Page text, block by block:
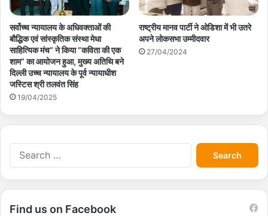
सर्वोच्च न्यायालय के अधिवक्ताओं की
बौद्धिक एवं सांस्कृतिक संस्था मेधा
साहित्यिक मंच” ने किया ”कविता की एक
शाम” का आयोजन हुआ, मुख्य अतिथि बने
दिल्ली उच्च न्यायालय के पूर्व न्यायाधीश
जस्टिस श्री तलवंत सिंह
19/04/2025
राष्ट्रीय मानव पार्टी ने ओडिशा में भी उतरे
अपने लोकसभा उम्मीदवार
27/04/2024
S
e
a
r
Find us on Facebook